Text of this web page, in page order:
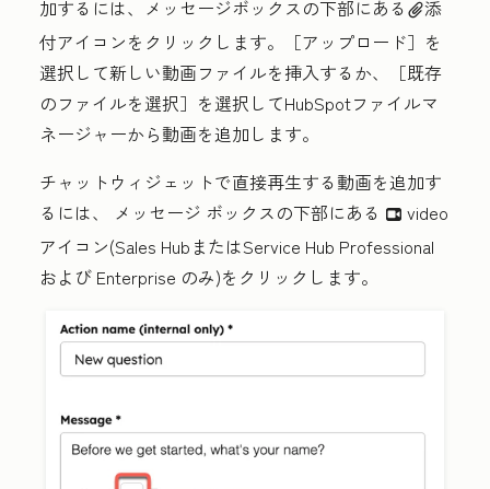
加するには、 メッセージボックスの下部にある attach添
付アイコンをクリックします。 ［アップロード］ を
選択して新しい動画ファイルを挿入するか、
［既存
のファイルを選択］ を選択してHubSpotファイルマ
ネージャーから動画を追加します。
チャットウィジェットで直接再生する動画を追加す
るには、 メッセージ ボックスの下部にある insertVideo video
アイコン(Sales Hub またはService Hub Professional
および Enterprise のみ)をクリックします。